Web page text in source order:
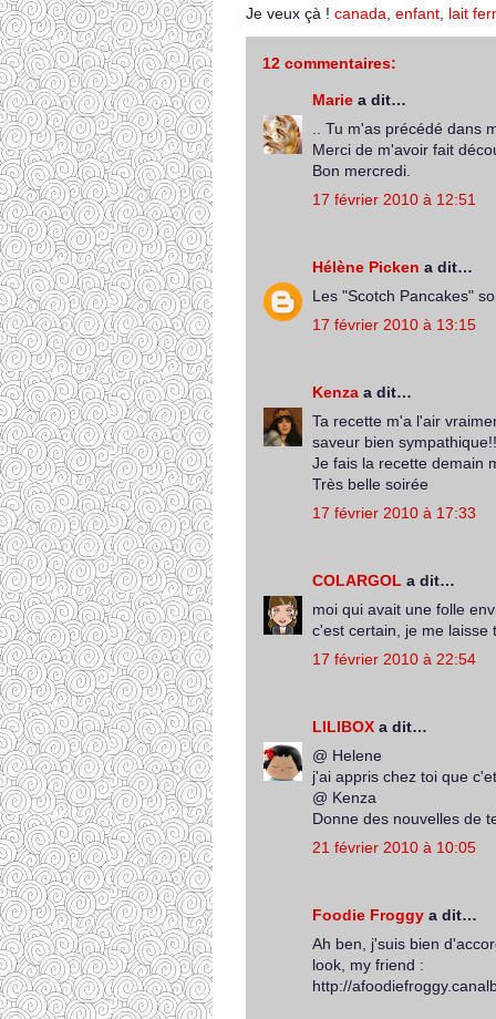
Je veux çà ! canada enfant lait
12 commentaires:
Marie a dit…
.. Tu m'as précédé dans
Merci de m'avoir fait
Bon mercredi.
17 février 2010 à 12:51
Hélène Picken a dit…
Les "Scotch Pancakes"
17 février 2010 à 13:15
Kenza a dit…
Ta recette m'a l'air
saveur bien
Je fais la recette demain
Très belle soirée
17 février 2010 à 17:33
COLARGOL a dit…
moi qui avait une folle
c'est certain, je me laisse
17 février 2010 à 22:54
LILIBOX a dit…
@ Helene
j'ai appris chez toi que
@ Kenza
Donne des nouvelles de
21 février 2010 à 10:05
Foodie Froggy a dit…
Ah ben, j'suis bien
look, my friend :
http://